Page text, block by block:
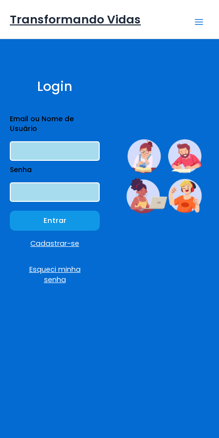
paraTransformando Vidas
Login
Email ou Nome de
Usuário
Senha
Entrar
Cadastrar-se
Esqueci minha
senha